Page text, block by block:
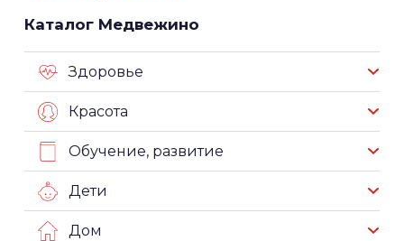
Каталог Медвежино
Здоровье
Красота
Обучение, развитие
Дети
Дом